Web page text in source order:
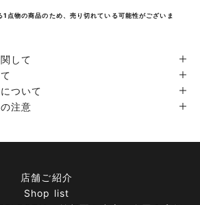
点物の商品のため、売り切れている可能性がございま
して
ついて
注意
店舗ご紹介
Shop list